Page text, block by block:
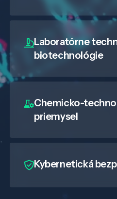
Laboratórne
biotechnológie
Chemicko-
priemysel
Kybernetická